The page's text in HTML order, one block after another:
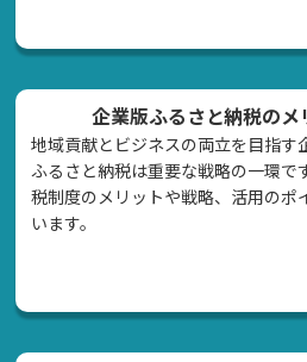
企業版ふるさと納税のメ
地域貢献とビジネスの両立を目指す
ふるさと納税は重要な戦略の一環で
税制度のメリットや戦略、活用のポ
います。